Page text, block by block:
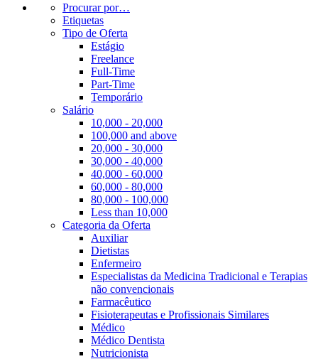
Procurar por…
Etiquetas
Tipo de Oferta
Estágio
Freelance
Full-Time
Part-Time
Temporário
Salário
10,000 - 20,000
100,000 and above
20,000 - 30,000
30,000 - 40,000
40,000 - 60,000
60,000 - 80,000
80,000 - 100,000
Less than 10,000
Categoria da Oferta
Auxiliar
Dietistas
Enfermeiro
Especialistas da Medicina Tradicional e Terapias
não convencionais
Farmacêutico
Fisioterapeutas e Profissionais Similares
Médico
Médico Dentista
Nutricionista